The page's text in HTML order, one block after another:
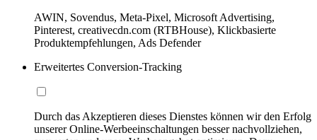
AWIN, Sovendus, Meta-Pixel, Microsoft Advertising,
Pinterest, creativecdn.com (RTBHouse), Klickbasierte
Produktempfehlungen, Ads Defender
Erweitertes Conversion-Tracking
Durch das Akzeptieren dieses Dienstes können wir den Erfolg
unserer Online-Werbeeinschaltungen besser nachvollziehen,